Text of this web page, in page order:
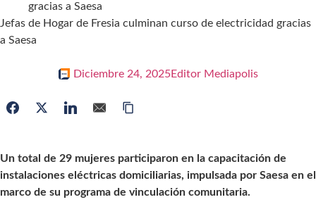
gracias a Saesa
Jefas de Hogar de Fresia culminan curso de electricidad gracias
a Saesa
Diciembre 24, 2025Editor Mediapolis
Un total de 29 mujeres participaron en la capacitación de
instalaciones eléctricas domiciliarias, impulsada por Saesa en el
marco de su programa de vinculación comunitaria.